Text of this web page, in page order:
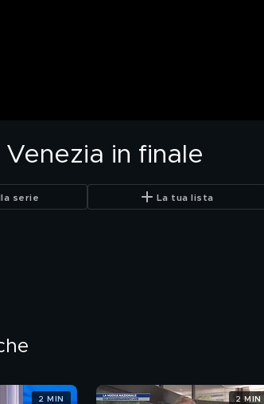
Venezia in finale
serie La tua lista
2 MIN 2 MIN